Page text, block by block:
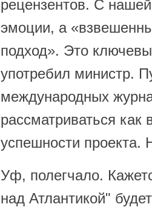
рецензентов. С
эмоции, а
подход». Это
употребил министр.
международных
рассматриваться как
успешности проекта.
Уф, полегчало.
над Атлантикой"